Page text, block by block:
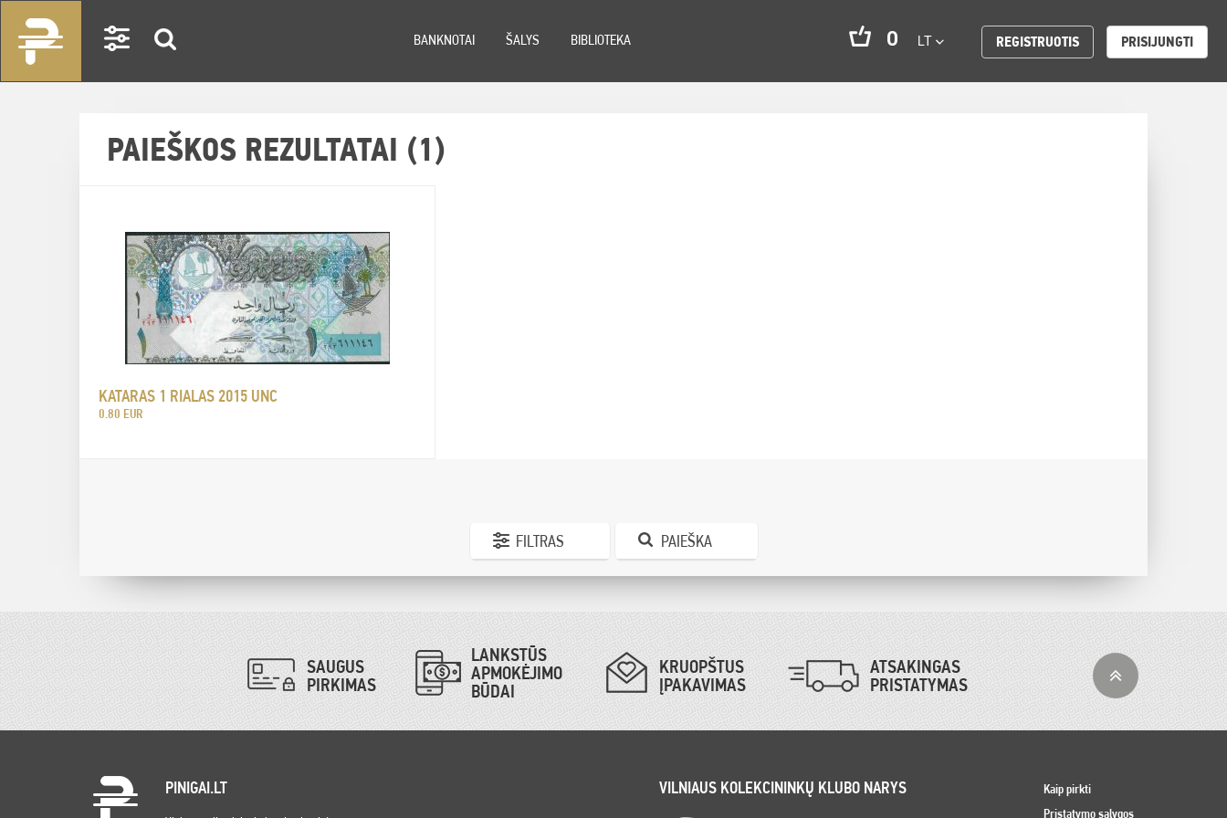
BANKNOTAI ŠALYS BIBLIOTEKA 0 LT REGISTRUOTIS PRISIJUNGTI
PAIEŠKOS REZULTATAI (1)
KATARAS 1 RIALAS 2015 UNC
0.80 EUR
FILTRAS PAIEŠKA
SAUGUS
PIRKIMAS
LANKSTŪS
APMOKĖJIMO
BŪDAI
KRUOPŠTUS
ĮPAKAVIMAS
ATSAKINGAS
PRISTATYMAS
PINIGAI.LT VILNIAUS KOLEKCININKŲ KLUBO NARYS
Kaip pirkti
Pristatymo sąlygos